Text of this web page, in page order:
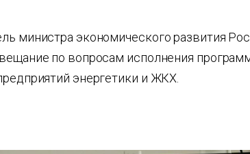
министра экономического развития
по вопросам исполнения
энергетики и ЖКХ.